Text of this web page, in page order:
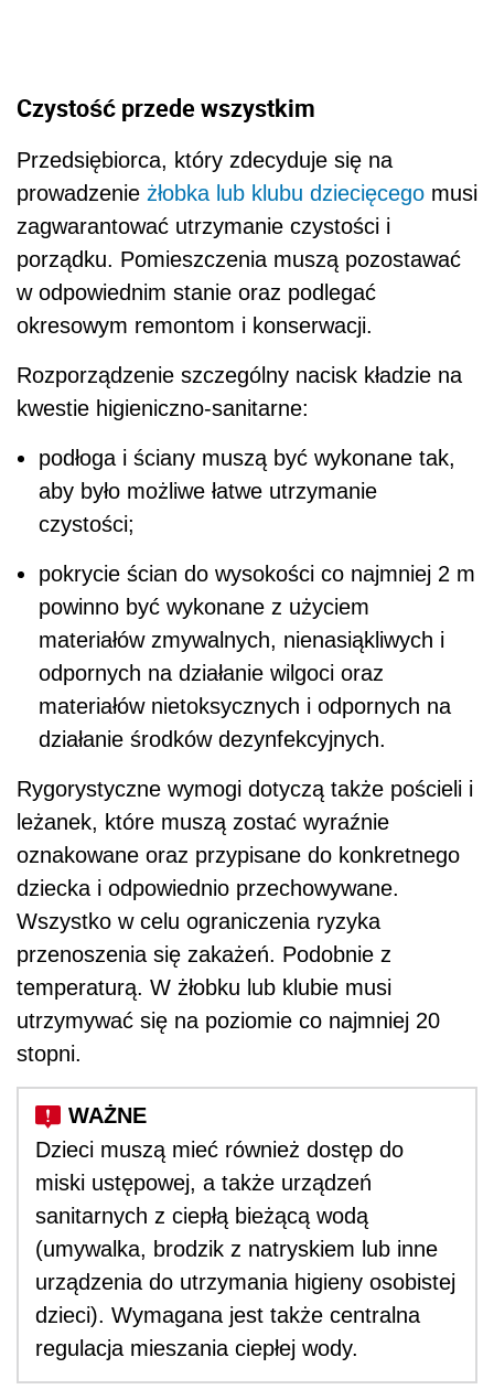
Czystość przede wszystkim
Przedsiębiorca, który zdecyduje się na
prowadzenie żłobka lub klubu dziecięcego musi
zagwarantować utrzymanie czystości i
porządku. Pomieszczenia muszą pozostawać
w odpowiednim stanie oraz podlegać
okresowym remontom i konserwacji.
Rozporządzenie szczególny nacisk kładzie na
kwestie higieniczno-sanitarne:
podłoga i ściany muszą być wykonane tak,
aby było możliwe łatwe utrzymanie
czystości;
pokrycie ścian do wysokości co najmniej 2 m
powinno być wykonane z użyciem
materiałów zmywalnych, nienasiąkliwych i
odpornych na działanie wilgoci oraz
materiałów nietoksycznych i odpornych na
działanie środków dezynfekcyjnych.
Rygorystyczne wymogi dotyczą także pościeli i
leżanek, które muszą zostać wyraźnie
oznakowane oraz przypisane do konkretnego
dziecka i odpowiednio przechowywane.
Wszystko w celu ograniczenia ryzyka
przenoszenia się zakażeń. Podobnie z
temperaturą. W żłobku lub klubie musi
utrzymywać się na poziomie co najmniej 20
stopni.
Dzieci muszą mieć również dostęp do
miski ustępowej, a także urządzeń
sanitarnych z ciepłą bieżącą wodą
(umywalka, brodzik z natryskiem lub inne
urządzenia do utrzymania higieny osobistej
dzieci). Wymagana jest także centralna
regulacja mieszania ciepłej wody.